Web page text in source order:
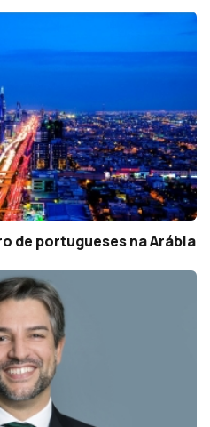
de portugueses na Arábia